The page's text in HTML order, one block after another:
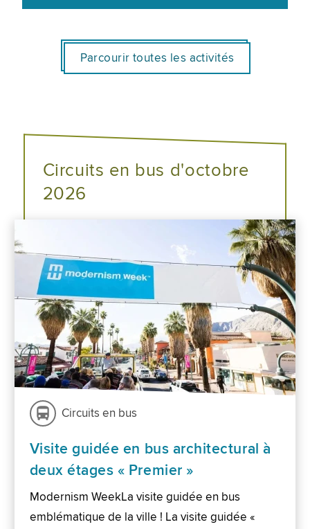
Parcourir toutes les activités
Circuits en bus d'octobre
2026
Circuits en bus
Visite guidée en bus architectural à
deux étages « Premier »
Modernism WeekLa visite guidée en bus
emblématique de la ville ! La visite guidée «